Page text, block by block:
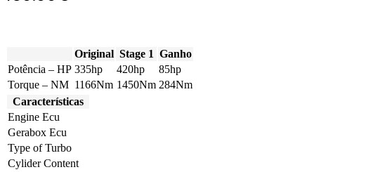
Original Stage 1 Ganho
Potência – HP 335hp 420hp
85hp
Torque – NM 1166Nm 1450Nm 284Nm
Características
Engine Ecu
Gerabox Ecu
Type of Turbo
Cylider Content